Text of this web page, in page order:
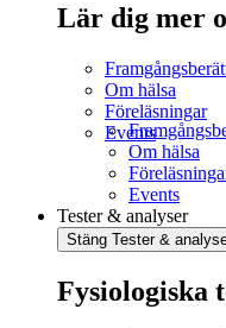
Lär dig mer
Om hälsa
Föreläsningar
Events
Om hälsa
Events
Tester & analyser
Stäng Tester &
Fysiologiska